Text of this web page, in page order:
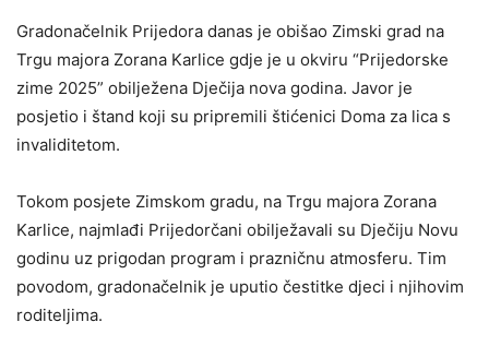
Gradonačelnik Prijedora danas je obišao Zimski grad na
Trgu majora Zorana Karlice gdje je u okviru “Prijedorske
zime 2025” obilježena Dječija nova godina. Javor je
posjetio i štand koji su pripremili štićenici Doma za lica s
invaliditetom.
Tokom posjete Zimskom gradu, na Trgu majora Zorana
Karlice, najmlađi Prijedorčani obilježavali su Dječiju Novu
godinu uz prigodan program i prazničnu atmosferu. Tim
povodom, gradonačelnik je uputio čestitke djeci i njihovim
roditeljima.